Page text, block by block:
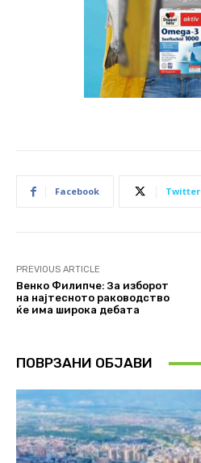
Facebook Twitter
PREVIOUS ARTICLE
Венко Филипче: За изборот
на најтесното раководство
ќе има широка дебатa
ПОВРЗАНИ ОБЈАВИ